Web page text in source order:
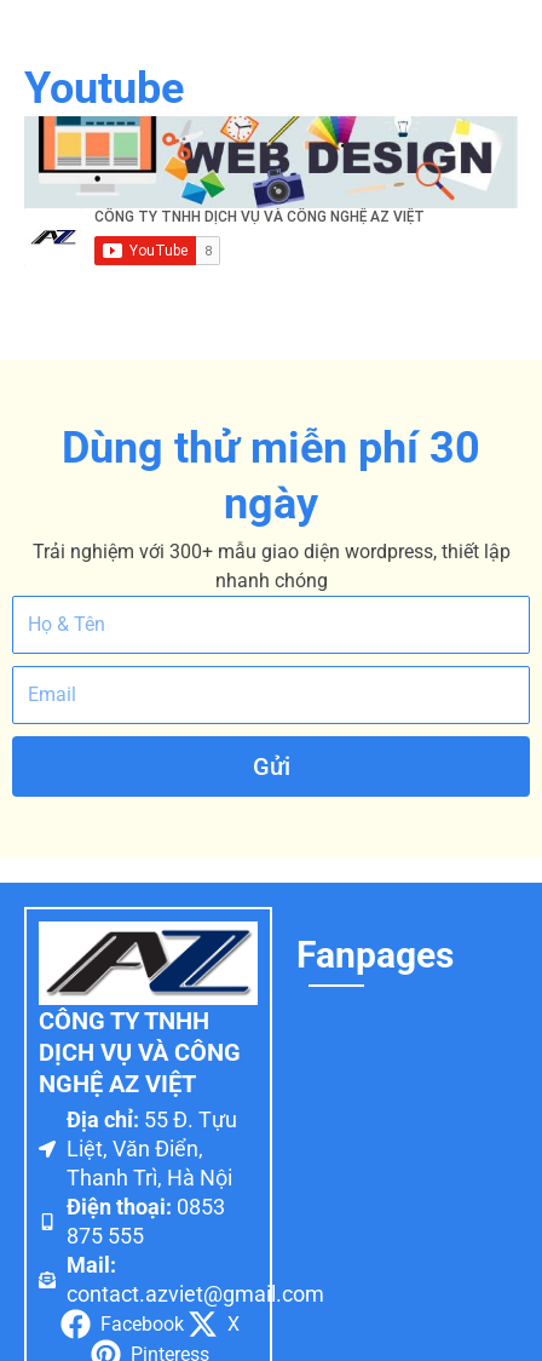
Youtube
Dùng thử miễn phí 30
ngày
Trải nghiệm với 300+ mẫu giao diện wordpress, thiết lập
nhanh chóng
Gửi
CÔNG TY TNHH
DỊCH VỤ VÀ CÔNG
NGHỆ AZ VIỆT
Địa chỉ: 55 Đ. Tựu
Liệt, Văn Điển,
Thanh Trì, Hà Nội
Điện thoại: 0853
875 555
Mail:
contact.azviet@gmail.com
Facebook
X
Pinteress
Fanpages